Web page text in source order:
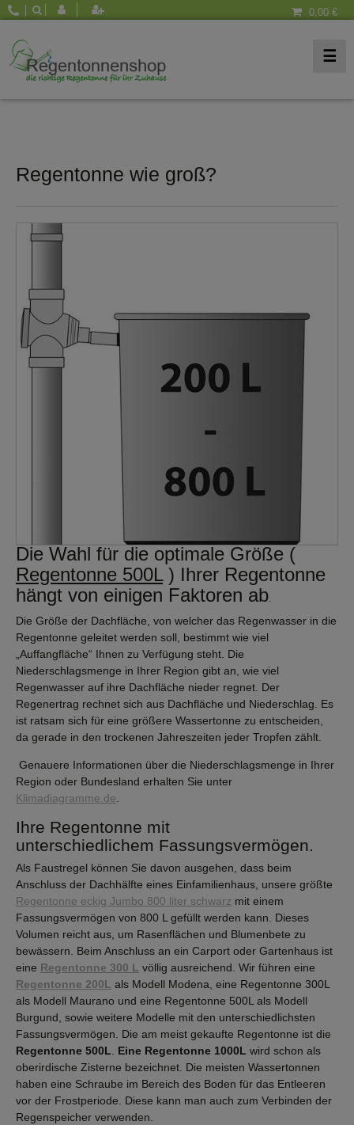
0,00 €
☰
Regentonne wie groß?
Die Wahl für die optimale Größe (
Regentonne 500L) Ihrer Regentonne
hängt von einigen Faktoren ab.
Die Größe der Dachfläche, von welcher das Regenwasser in die
Regentonne geleitet werden soll, bestimmt wie viel
„Auffangfläche“ Ihnen zu Verfügung steht. Die
Niederschlagsmenge in Ihrer Region gibt an, wie viel
Regenwasser auf ihre Dachfläche nieder regnet. Der
Regenertrag rechnet sich aus Dachfläche und Niederschlag. Es
ist ratsam sich für eine größere Wassertonne zu entscheiden,
da gerade in den trockenen Jahreszeiten jeder Tropfen zählt.
Genauere Informationen über die Niederschlagsmenge in Ihrer
Region oder Bundesland erhalten Sie unter
Klimadiagramme.de.
Ihre Regentonne mit
unterschiedlichem Fassungsvermögen.
Als Faustregel können Sie davon ausgehen, dass beim
Anschluss der Dachhälfte eines Einfamilienhaus, unsere größte
Regentonne eckig Jumbo 800 liter schwarz mit einem
Fassungsvermögen von 800 L gefüllt werden kann. Dieses
Volumen reicht aus, um Rasenflächen und Blumenbete zu
bewässern. Beim Anschluss an ein Carport oder Gartenhaus ist
eine Regentonne 300 L völlig ausreichend. Wir führen eine
Regentonne 200L als Modell Modena, eine Regentonne 300L
als Modell Maurano und eine Regentonne 500L als Modell
Burgund, sowie weitere Modelle mit den unterschiedlichsten
Fassungsvermögen. Die am meist gekaufte Regentonne ist die
Regentonne 500L. Eine Regentonne 1000L wird schon als
oberirdische Zisterne bezeichnet. Die meisten Wassertonnen
haben eine Schraube im Bereich des Boden für das Entleeren
vor der Frostperiode. Diese kann man auch zum Verbinden der
Regenspeicher verwenden.